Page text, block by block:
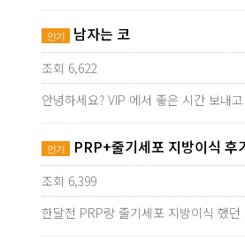
인기 남자는 코
조회 6,622
안녕하세요? VIP 에서 좋은 시간 보내
인기 PRP+줄기세포 지방이식 후
조회 6,399
한달전 PRP랑 줄기세포 지방이식 했